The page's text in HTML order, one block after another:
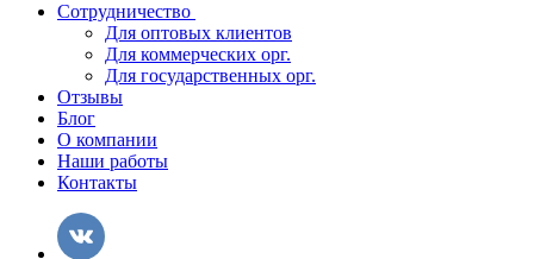
Сотрудничество
Для оптовых клиентов
Для коммерческих орг.
Для государственных орг.
Отзывы
Блог
О компании
Наши работы
Контакты